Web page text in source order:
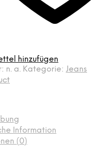
hinzufügen
n. a. Kategorie: Jeans
Information
(0)